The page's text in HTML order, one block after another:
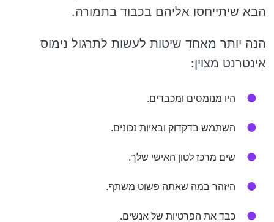
הבא שיתייחסו אליהם בכבוד בתמורה.
הנה יותר מאחד שיטות לעשות לתרגול נימוס
אינטרנט מצוין:
היו מנומסים ומכבדים.
השתמש בדקדוק ובאיות נכונים.
שים מרכז לטון האישי שלך.
היזהר במה שאתה פשוט משתף.
כבד את הפרטיות של אנשים.